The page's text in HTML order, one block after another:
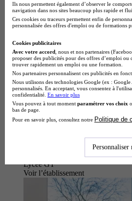
Lycée GT
Voir l’établissement
Ils nous permettent également d’observer le
navigation dans nos sites beaucoup plus rapide et
Ces cookies ou traceurs permettent enfin de
personnalisée des offres d'emploi ou de formations
Cookies publicitaires
Avec votre accord , nous et nos partenaires
proposer des publicités pour des offres d’emploi
trouver rapidement un emploi ou une formation.
Nos partenaires personnalisent ces publicités en
Nous utilisons des technologies Google (ex :
personnalisés. En acceptant, vous consentez à
confidentialité. En savoir plus
Vous pouvez à tout moment paramétrer vos choix
bas de page.
Pour en savoir plus, consultez notre Politique de
Personnaliser